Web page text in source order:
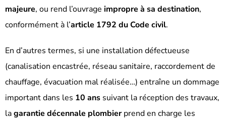
majeure, ou rend l’ouvrage impropre à sa destination,
conformément à l’article 1792 du Code civil.
En d’autres termes, si une installation défectueuse
(canalisation encastrée, réseau sanitaire, raccordement de
chauffage, évacuation mal réalisée…) entraîne un dommage
important dans les 10 ans suivant la réception des travaux,
lagarantie décennale plombierprend en charge les